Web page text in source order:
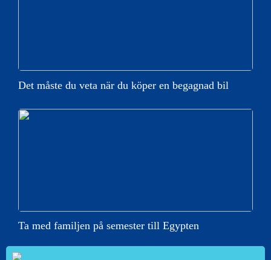
Det måste du veta när du köper en begagnad bil
Ta med familjen på semester till Egypten